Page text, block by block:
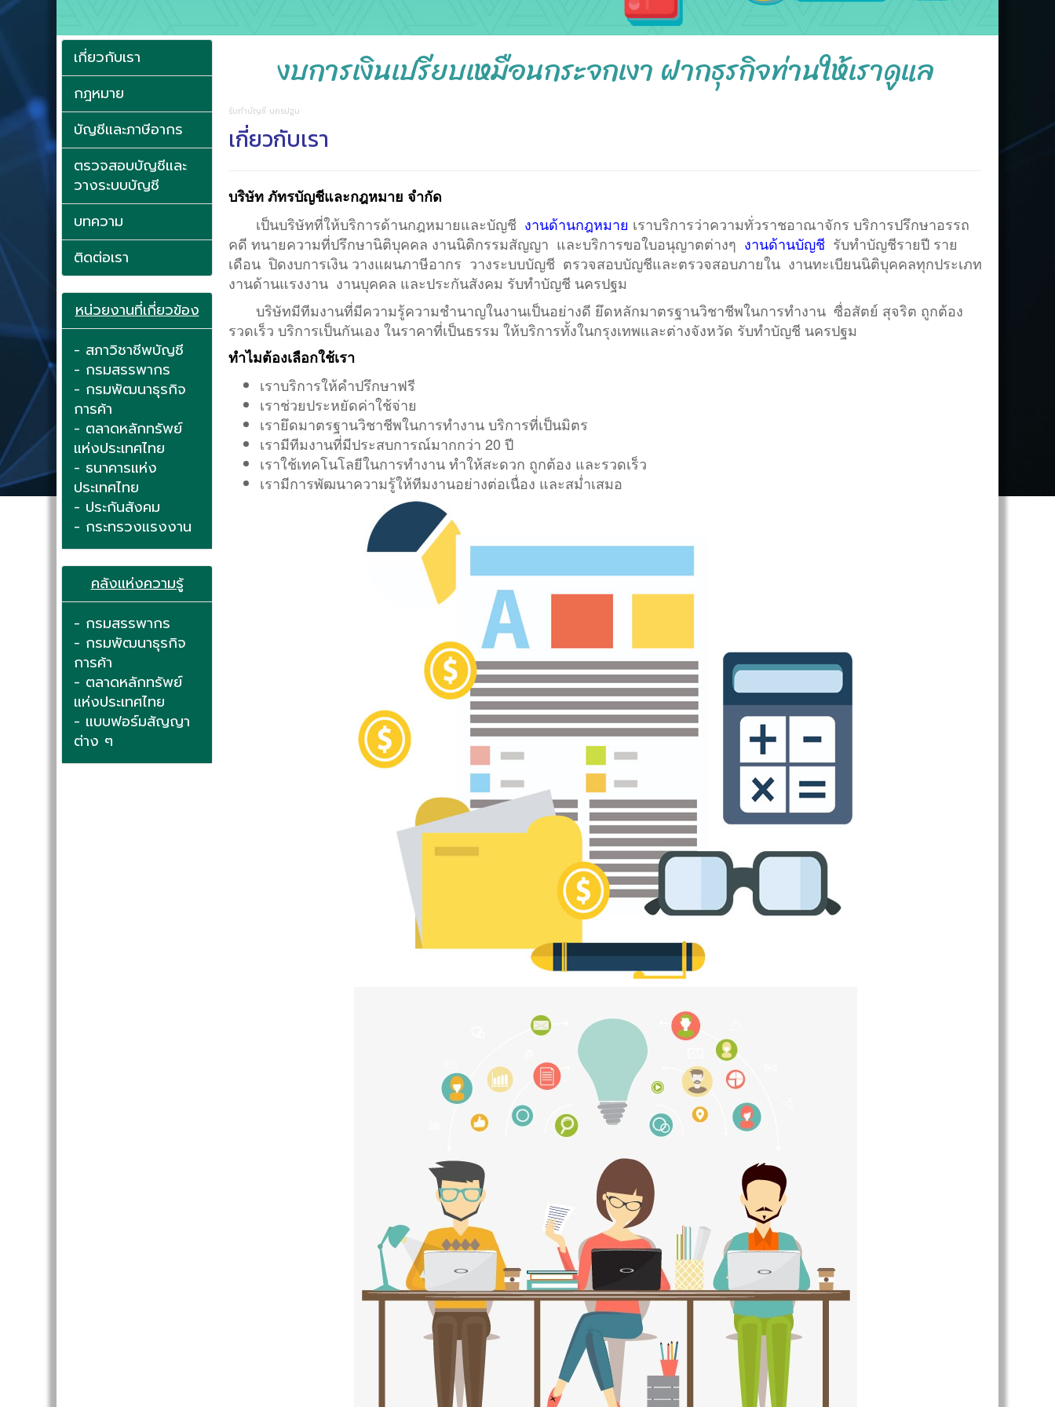
เกี่ยวกับเรา
กฎหมาย
บัญชีและภาษีอากร
ตรวจสอบบัญชีและ
วางระบบบัญชี
บทความ
ติดต่อเรา
หน่วยงานที่เกี่ยวข้อง
- สภาวิชาชีพบัญชี
- กรมสรรพากร
- กรมพัฒนาธุรกิจ
การค้า
- ตลาดหลักทรัพย์
แห่งประเทศไทย
- ธนาคารแห่ง
ประเทศไทย
- ประกันสังคม
- กระทรวงแรงงาน
คลังแห่งความรู้
- กรมสรรพากร
- กรมพัฒนาธุรกิจ
การค้า
- ตลาดหลักทรัพย์
แห่งประเทศไทย
- แบบฟอร์มสัญญา
ต่าง ๆ
งบการเงินเปรียบเหมือนกระจกเงา ฝากธุรกิจท่านให้เราดูแล
รับทำบัญชี นครปฐม
เกี่ยวกับเรา
บริษัท ภัทรบัญชีและกฎหมาย จำกัด
เป็นบริษัทที่ให้บริการด้านกฎหมายและบัญชี งานด้านกฎหมาย เราบริการว่าความทั่วราชอาณาจักร บริการปรึกษาอรรถ
คดี ทนายความที่ปรึกษานิติบุคคล งานนิติกรรมสัญญา และบริการขอใบอนุญาตต่างๆ งานด้านบัญชี รับทำบัญชีรายปี ราย
เดือน ปิดงบการเงิน วางแผนภาษีอากร วางระบบบัญชี ตรวจสอบบัญชีและตรวจสอบภายใน งานทะเบียนนิติบุคคลทุกประเภท
งานด้านแรงงาน งานบุคคล และประกันสังคม รับทำบัญชี นครปฐม
บริษัทมีทีมงานที่มีความรู้ความชำนาญในงานเป็นอย่างดี ยึดหลักมาตรฐานวิชาชีพในการทำงาน ซื่อสัตย์ สุจริต ถูกต้อง
รวดเร็ว บริการเป็นกันเอง ในราคาที่เป็นธรรม ให้บริการทั้งในกรุงเทพและต่างจังหวัด รับทำบัญชี นครปฐม
ทำไมต้องเลือกใช้เรา
เราบริการให้คำปรึกษาฟรี
เราช่วยประหยัดค่าใช้จ่าย
เรายึดมาตรฐานวิชาชีพในการทำงาน บริการที่เป็นมิตร
เรามีทีมงานที่มีประสบการณ์มากกว่า 20 ปี
เราใช้เทคโนโลยีในการทำงาน ทำให้สะดวก ถูกต้อง และรวดเร็ว
เรามีการพัฒนาความรู้ให้ทีมงานอย่างต่อเนื่อง และสม่ำเสมอ